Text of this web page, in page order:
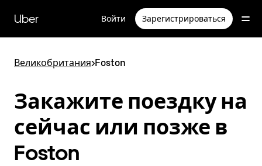
перейти
к
содержимому
Uber Войти Зарегистрироваться
Великобритания>Foston
Закажите поездку на
сейчас или позже в
Foston